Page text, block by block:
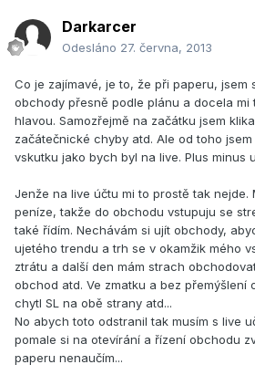
Darkarcer
Odesláno 27. června, 2013
Co je zajímavé, je to, že při paperu, jsem
obchody přesně podle plánu a docela mi
hlavou. Samozřejmě na začátku jsem
začátečnické chyby atd. Ale od toho
vskutku jako bych byl na live. Plus minus
Jenže na live účtu mi to prostě tak nejde.
peníze, takže do obchodu vstupuju se
také řídím. Nechávám si ujít obchody,
ujetého trendu a trh se v okamžik mého
ztrátu a další den mám strach
obchod atd. Ve zmatku a bez přemýšlení
chytl SL na obě strany atd...
No abych toto odstranil tak musím s live
pomale si na otevírání a řízení obchodu
paperu nenaučím...